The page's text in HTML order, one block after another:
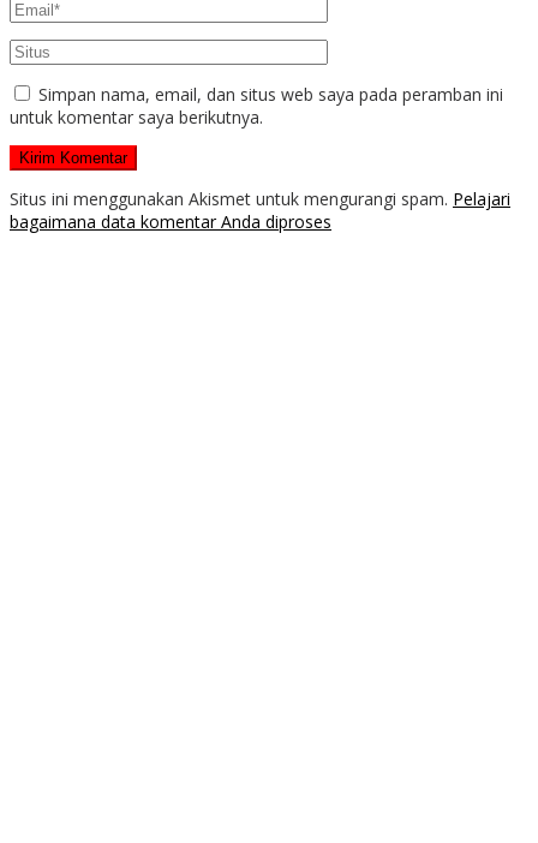
Simpan nama, email, dan situs web saya pada peramban ini
untuk komentar saya berikutnya.
Situs ini menggunakan Akismet untuk mengurangi spam. Pelajari
bagaimana data komentar Anda diproses